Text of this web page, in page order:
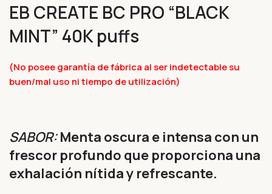
EB CREATE BC PRO “BLACK
MINT” 40K puffs
(No posee garantía de fábrica al ser indetectable su
buen/mal uso ni tiempo de utilización)
SABOR:Menta oscura e intensa con un
frescor profundo que proporciona una
exhalación nítida y refrescante.